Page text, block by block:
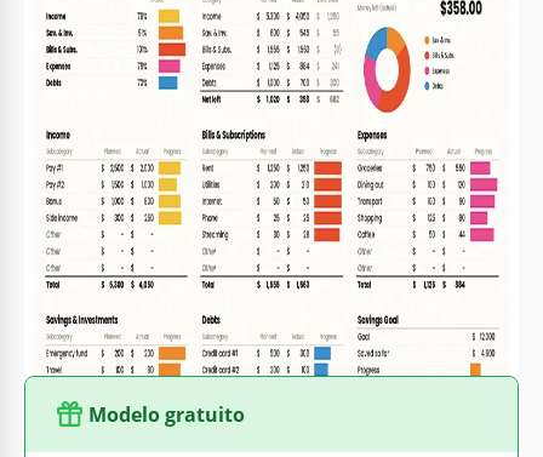
Criado
June 11, 2026
Última atualização
July 25, 2026
Comunidade
Adicionado às coleções por 4 Usuários
Estatísticas de uso
97 downloads este mês
Principais recursos deste modelo
Adequado Para
Family , Personal
Período de orçamento
Mensalmente Orçamentos Modelos
Modelo gratuito